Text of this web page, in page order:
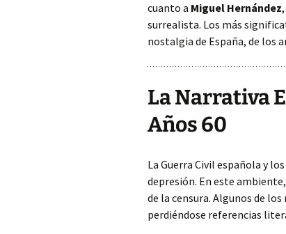
cuanto a Miguel Hernández
surrealista. Los más
nostalgia de España, de los
La Narrativa
Años 60
La Guerra Civil española y
depresión. En este
de la censura. Algunos de
perdiéndose referencias